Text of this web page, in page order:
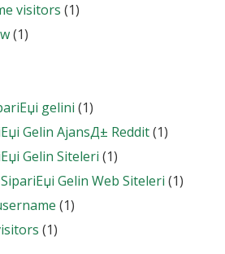
visitors (1)
(1)
gelini (1)
Gelin AjansД± Reddit(1)
Gelin Siteleri (1)
Gelin Web Siteleri (1)
(1)
(1)